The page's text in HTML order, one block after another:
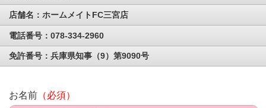
店舗名：ホームメイトFC三宮店
電話番号：078-334-2960
免許番号：兵庫県知事（9）第9090号
お名前 （必須）